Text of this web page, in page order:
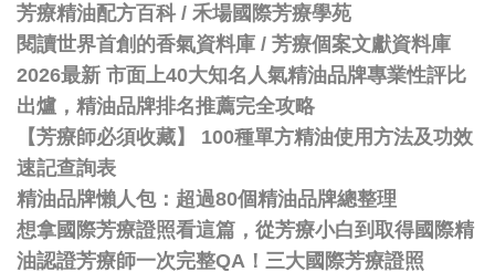
芳療精油配方百科 / 禾場國際芳療學苑
閱讀世界首創的香氣資料庫 / 芳療個案文獻資料庫
2026最新 市面上40大知名人氣精油品牌專業性評比
出爐，精油品牌排名推薦完全攻略
【芳療師必須收藏】 100種單方精油使用方法及功效
速記查詢表
精油品牌懶人包：超過80個精油品牌總整理
想拿國際芳療證照看這篇，從芳療小白到取得國際精
油認證芳療師一次完整QA！三大國際芳療證照